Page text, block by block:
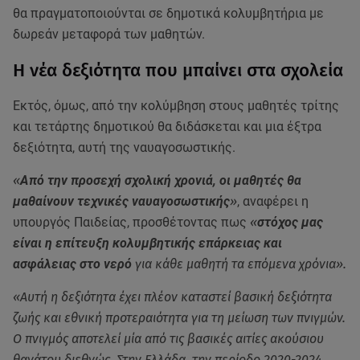
θα πραγματοποιούνται σε δημοτικά κολυμβητήρια με
δωρεάν μεταφορά των μαθητών.
Η νέα δεξιότητα που μπαίνει στα σχολεία
Εκτός, όμως, από την κολύμβηση στους μαθητές τρίτης
και τετάρτης δημοτικού θα διδάσκεται και μια έξτρα
δεξιότητα, αυτή της ναυαγοσωστικής.
«Από την προσεχή σχολική χρονιά, οι μαθητές θα
μαθαίνουν τεχνικές ναυαγοσωστικής», αναφέρει η
υπουργός Παιδείας, προσθέτοντας πως «στόχος μας
είναι η επίτευξη κολυμβητικής επάρκειας και
ασφάλειας στο νερό για κάθε μαθητή τα επόμενα χρόνια».
«Αυτή η δεξιότητα έχει πλέον καταστεί βασική δεξιότητα
ζωής και εθνική προτεραιότητα για τη μείωση των πνιγμών.
Ο πνιγμός αποτελεί μία από τις βασικές αιτίες ακούσιου